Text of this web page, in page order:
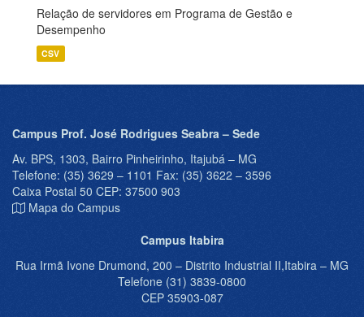
Relação de servidores em Programa de Gestão e
Desempenho
CSV
Campus Prof. José Rodrigues Seabra – Sede
Av. BPS, 1303, Bairro Pinheirinho, Itajubá – MG
Telefone: (35) 3629 – 1101 Fax: (35) 3622 – 3596
Caixa Postal 50 CEP: 37500 903
Mapa do Campus
Campus Itabira
Rua Irmã Ivone Drumond, 200 – Distrito Industrial II,Itabira – MG
Telefone (31) 3839-0800
CEP 35903-087